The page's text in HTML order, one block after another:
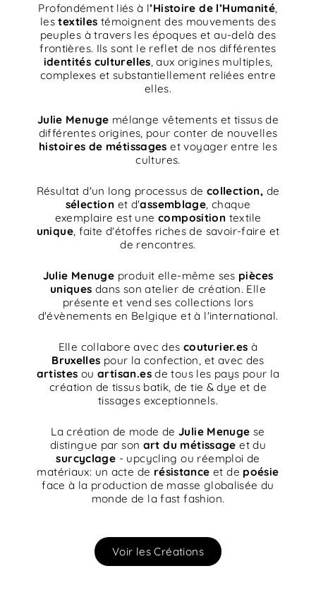
Profondément liés à l’Histoire de l’Humanité
les textiles témoignent des mouvements des
peuples à travers les époques et au-delà des
frontières. Ils sont le reflet de nos différentes
identités culturelles , aux origines multiples,
complexes et substantiellement reliées entre
elles.
Julie Menuge mélange vêtements et tissus de
différentes origines, pour conter de nouvelles
histoires de métissages et voyager entre les
cultures.
Résultat d'un long processus de collection, de
sélection et d'assemblage , chaque
exemplaire est une composition textile
unique, faite d'étoffes riches de savoir-faire et
de rencontres.
Julie Menuge produit elle-même ses pièces
uniques dans son atelier de création. Elle
présente et vend ses collections lors
d'évènements en Belgique et à l'international.
Elle collabore avec des couturier.es à
Bruxelles pour la confection, et avec des
artistes ouartisan.esde tous les pays pour la
création de tissus batik, de tie & dye et de
tissages exceptionnels.
La création de mode deJulie Menugese
distingue par son art du métissage et du
surcyclage - upcycling ou réemploi de
matériaux: un acte de résistanceet de poésie
face à la production de masse globalisée du
monde de la fast fashion.
Voir les Créations